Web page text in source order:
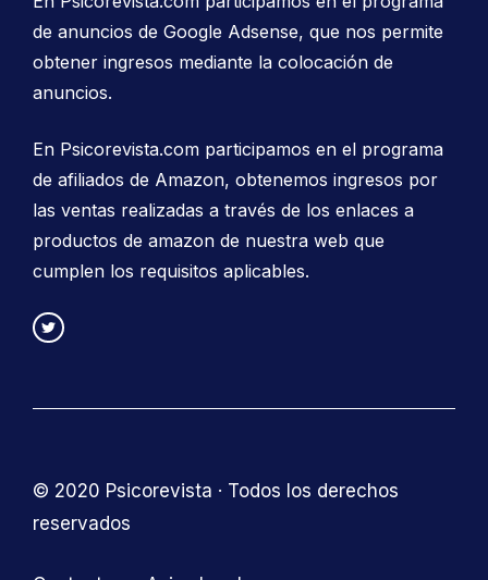
de anuncios de Google Adsense, que nos permite
obtener ingresos mediante la colocación de
anuncios.
En Psicorevista.com participamos en el programa
de afiliados de Amazon, obtenemos ingresos por
las ventas realizadas a través de los enlaces a
productos de amazon de nuestra web que
cumplen los requisitos aplicables.
© 2020 Psicorevista · Todos los derechos
reservados